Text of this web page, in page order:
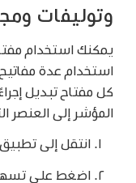
وتوليفات
يمكنك استخدام
استخدام عدة
كل مفتاح تبديل
المؤشر إلى العنصر
انتقل إلى
اضغط على